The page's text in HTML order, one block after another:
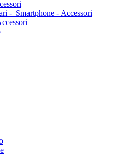
- Smartphone - Accessori